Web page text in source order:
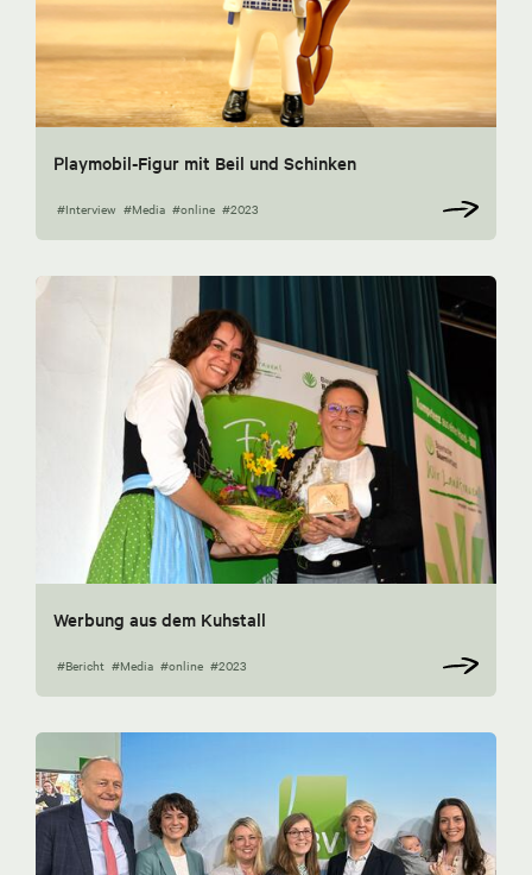
Playmobil-Figur mit Beil und Schinken
#Interview #Media #online #2023
Werbung aus dem Kuhstall
#Bericht #Media #online #2023